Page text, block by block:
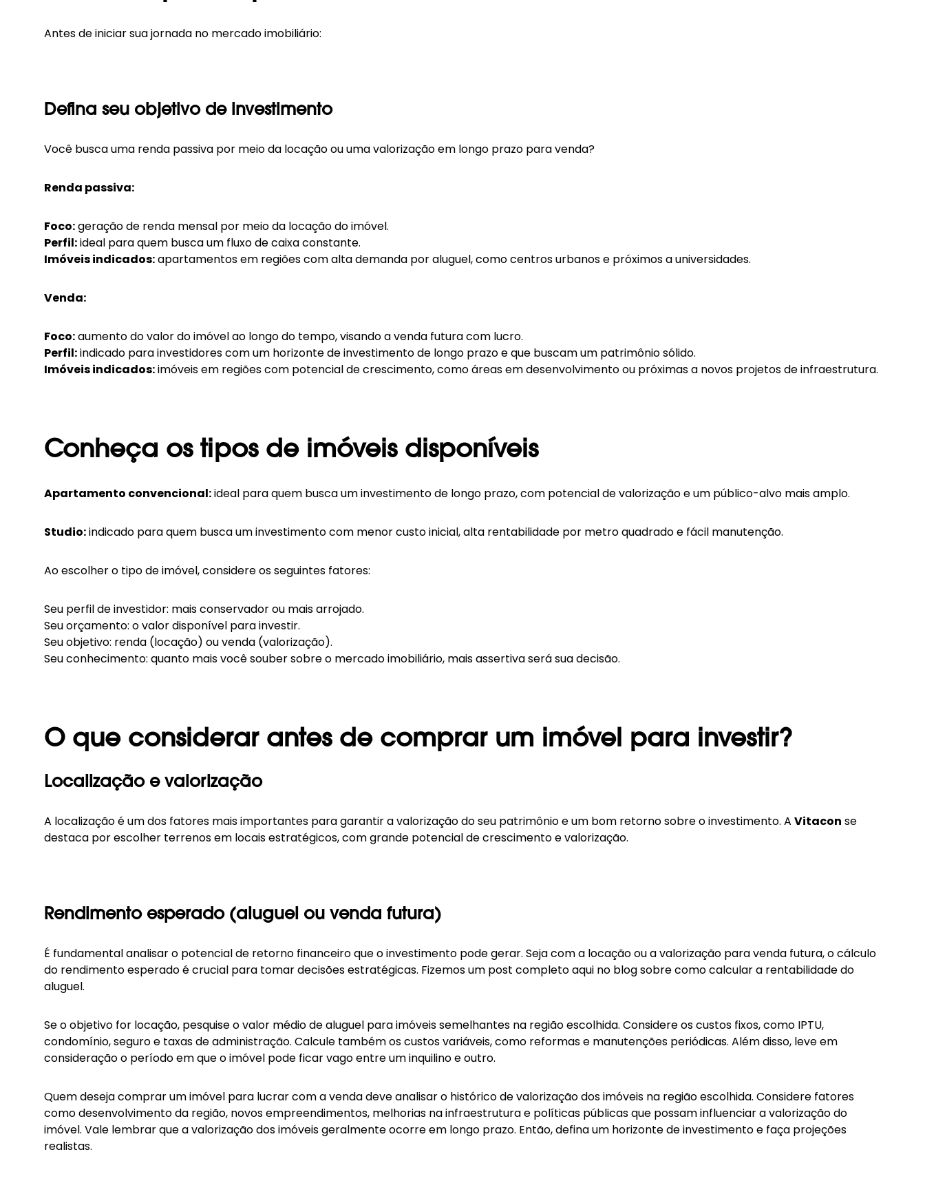
Antes de iniciar sua jornada no mercado imobiliário:
Defina seu objetivo de investimento
Você busca uma renda passiva por meio da locação ou uma valorização em longo prazo para venda?
Renda passiva:
Foco:geração de renda mensal por meio da locação do imóvel.
Perfil:ideal para quem busca um fluxo de caixa constante.
Imóveis indicados:apartamentos em regiões com alta demanda por aluguel, como centros urbanos e próximos a universidades.
Venda:
Foco:aumento do valor do imóvel ao longo do tempo, visando a venda futura com lucro.
Perfil:indicado para investidores com um horizonte de investimento de longo prazo e que buscam um patrimônio sólido.
Imóveis indicados:imóveis em regiões com potencial de crescimento, como áreas em desenvolvimento ou próximas a novos projetos de infraestrutura.
Conheça os tipos de imóveis disponíveis
Apartamento convencional:ideal para quem busca um investimento de longo prazo, com potencial de valorização e um público-alvo mais amplo.
Studio:indicado para quem busca um investimento com menor custo inicial, alta rentabilidade por metro quadrado e fácil manutenção.
Ao escolher o tipo de imóvel, considere os seguintes fatores:
Seu perfil de investidor: mais conservador ou mais arrojado.
Seu orçamento: o valor disponível para investir.
Seu objetivo: renda (locação) ou venda (valorização).
Seu conhecimento: quanto mais você souber sobre o mercado imobiliário, mais assertiva será sua decisão.
O que considerar antes de comprar um imóvel para investir?
Localização e valorização
A localização é um dos fatores mais importantes para garantir a valorização do seu patrimônio e um bom retorno sobre o investimento. A Vitacon se
destaca por escolher terrenos em locais estratégicos, com grande potencial de crescimento e valorização.
Rendimento esperado (aluguel ou venda futura)
É fundamental analisar o potencial de retorno financeiro que o investimento pode gerar. Seja com a locação ou a valorização para venda futura, o cálculo
do rendimento esperado é crucial para tomar decisões estratégicas. Fizemos um post completo aqui no blog sobrecomo calcular a rentabilidade do
aluguel.
Se o objetivo for locação, pesquise o valor médio de aluguel para imóveis semelhantes na regiãoescolhida. Considere os custos fixos, como IPTU,
condomínio, seguro e taxas de administração. Calcule também os custos variáveis, como reformas e manutenções periódicas. Além disso, leve em
consideração o período em que o imóvel pode ficar vago entre um inquilino e outro.
Quem deseja comprar um imóvel para lucrar com a venda deve analisar o histórico de valorização dos imóveis na região escolhida. Considere fatores
como desenvolvimento da região, novos empreendimentos, melhorias na infraestrutura e políticas públicas que possam influenciar a valorização do
imóvel. Vale lembrar que a valorização dos imóveis geralmente ocorre em longo prazo. Então, defina um horizonte de investimento e faça projeções
realistas.